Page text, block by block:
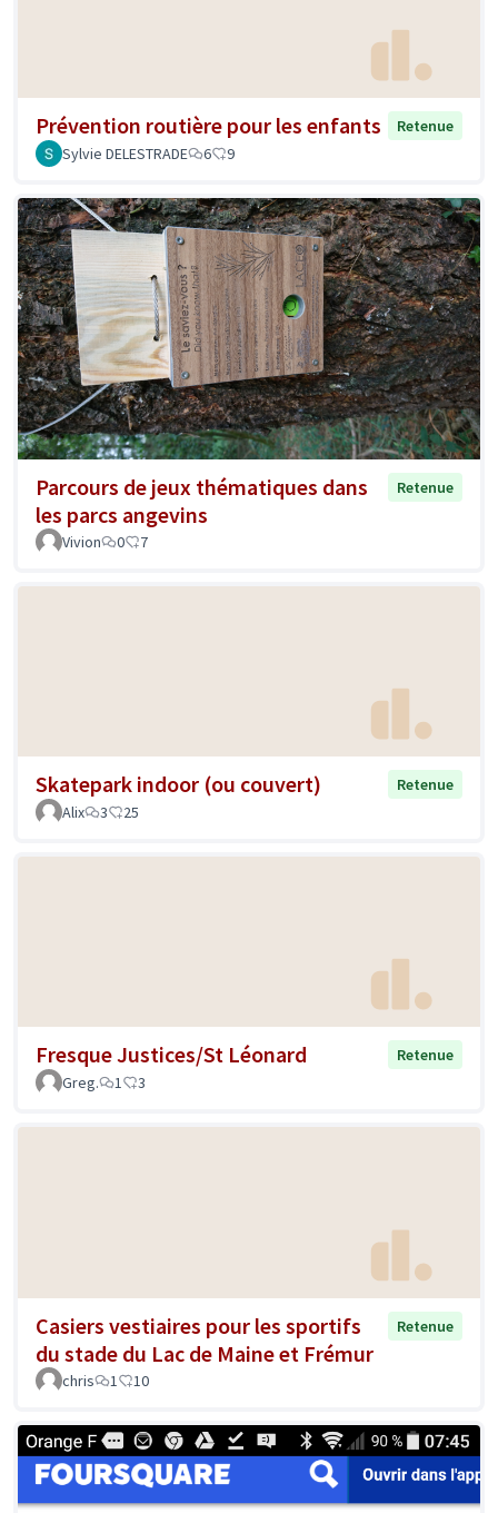
Prévention routière pour les enfants
Retenue
Sylvie DELESTRADE
6 9
Parcours de jeux thématiques dans
les parcs angevins
Retenue
Vivion 0 7
Skatepark indoor (ou couvert)
Retenue
Alix
3 25
Fresque Justices/St Léonard
Retenue
Greg.
1 3
Casiers vestiaires pour les sportifs
du stade du Lac de Maine et Frémur
Retenue
chris 1 10